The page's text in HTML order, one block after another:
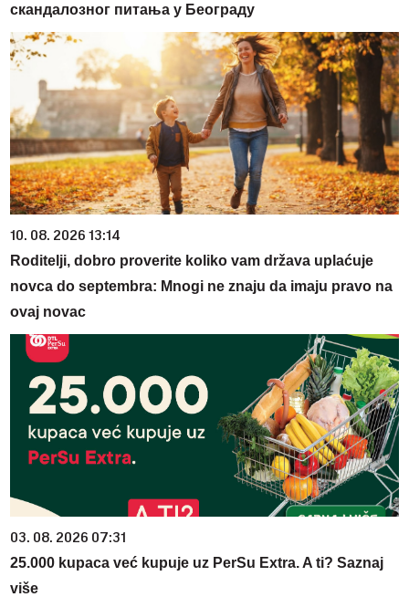
скандалозног питања у Београду
10. 08. 2026 13:14
Roditelji, dobro proverite koliko vam država uplaćuje
novca do septembra: Mnogi ne znaju da imaju pravo na
ovaj novac
03. 08. 2026 07:31
25.000 kupaca već kupuje uz PerSu Extra. A ti? Saznaj
više